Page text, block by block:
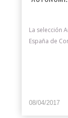
La selección
España de
08/04/2017